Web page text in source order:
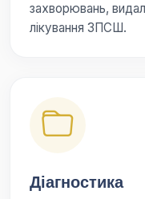
захворювань,
лікування ЗПСШ.
Діагностика